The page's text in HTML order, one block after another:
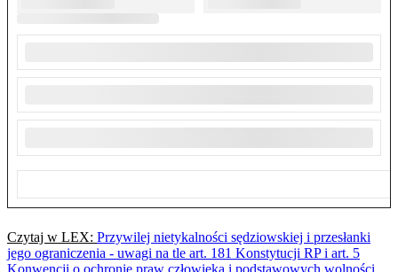
Czytaj w LEX: Przywilej nietykalności sędziowskiej i przesłanki
jego ograniczenia - uwagi na tle art. 181 Konstytucji RP i art. 5
Konwencji o ochronie praw człowieka i podstawowych wolności